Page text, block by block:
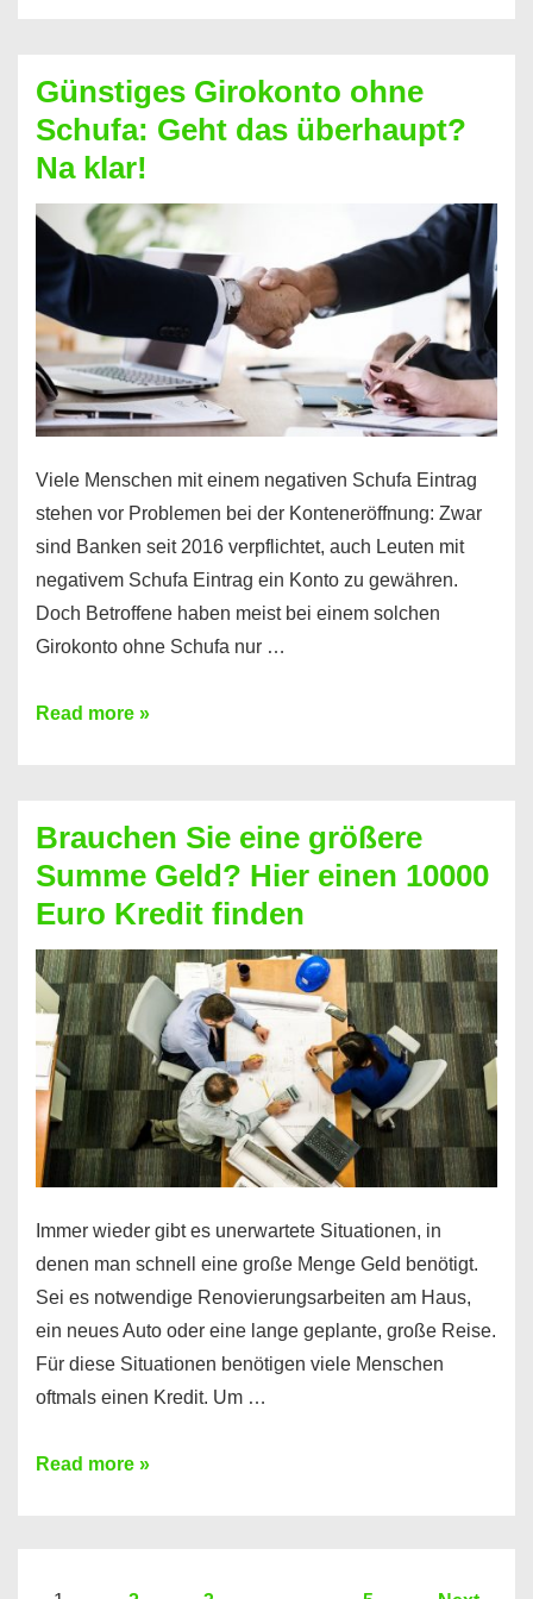
dabei
profitieren
–
So
funktioniert’s
Günstiges Girokonto ohne
Schufa: Geht das überhaupt?
Na klar!
Viele Menschen mit einem negativen Schufa Eintrag
stehen vor Problemen bei der Konteneröffnung: Zwar
sind Banken seit 2016 verpflichtet, auch Leuten mit
negativem Schufa Eintrag ein Konto zu gewähren.
Doch Betroffene haben meist bei einem solchen
Girokonto ohne Schufa nur …
Günstiges
Geht
das
überhaupt?
Na
klar!
Read more »
Brauchen Sie eine größere
Summe Geld? Hier einen 10000
Euro Kredit finden
Immer wieder gibt es unerwartete Situationen, in
denen man schnell eine große Menge Geld benötigt.
Sei es notwendige Renovierungsarbeiten am Haus,
ein neues Auto oder eine lange geplante, große Reise.
Für diese Situationen benötigen viele Menschen
oftmals einen Kredit. Um …
Brauchen
Read more »